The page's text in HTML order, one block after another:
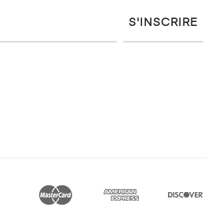
S'INSCRIRE